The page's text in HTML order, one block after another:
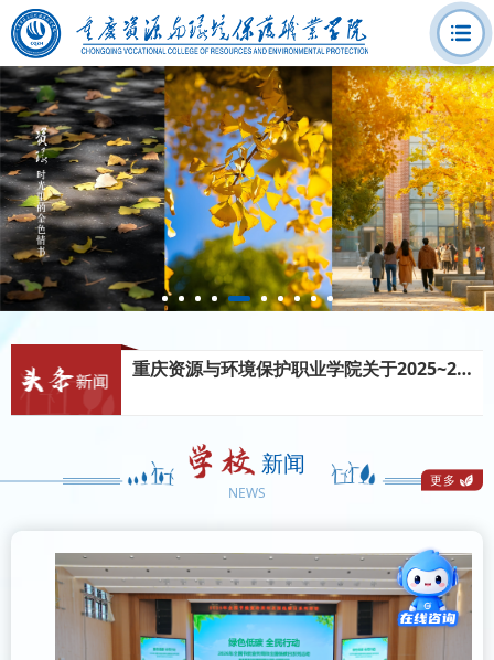
重资环职院〔2025〕295号关于2024-2025学年学校奖学..
附件：重庆资源与环境保护职业学院2024-2025学年学校奖公示名单.pdf
2025级学生军事训练监督举报电话
重庆警备区：023-68759039 大足区教委：023-43722259
重庆资源与环境保护职业学院关于2026年全国“最美教..
我校于2026年3月组织开展了2026年全国“最美教师”宣传选树推荐工作。经过层层推选，严格审核，本着优中选..
重庆资源与环境保护职业学院关于2025~2026学年第二..
重庆资源与环境保护职业学院关于2025~2026学年高职..
重资环职院〔2025〕295号关于2024-2025学年学校奖学..
新闻
NEWS
更多
学校召开重庆市第二期“双高建设计划”工作推进会
为全面推进“双高计划”建设工作，压实建设责任、凝聚发展合力，4月29日下午，学校在学术报告厅隆重召开重庆市第二期“双高建设计划”工作推进会。上合经贸平台教育工作联盟常务秘书长毛德林应邀参会，学校全体校领导出席会议，全体教职工参加会议。本次会议由副校长任彩银主持。
2026-04-30
红魂铸志 绿梦启航——我校举行2026届毕业典礼暨表彰..